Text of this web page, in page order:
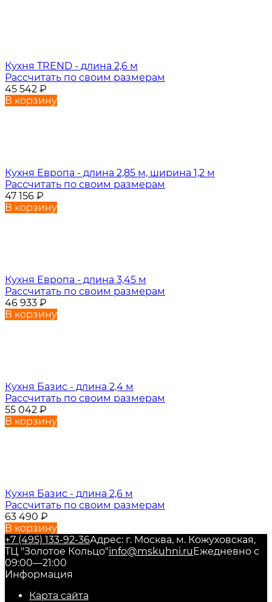
Кухня TREND - длина 2,6 м
Рассчитать по своим размерам
45 542 ₽
В корзину
Кухня Европа - длина 2,85 м, ширина 1,2 м
Рассчитать по своим размерам
47 156 ₽
В корзину
Кухня Европа - длина 3,45 м
Рассчитать по своим размерам
46 933 ₽
В корзину
Кухня Базис - длина 2,4 м
Рассчитать по своим размерам
55 042 ₽
В корзину
Кухня Базис - длина 2,6 м
Рассчитать по своим размерам
63 490 ₽
В корзину
+7 (495) 133-92-36Адрес: г. Москва, м. Кожуховская,
ТЦ "Золотое Кольцо"info@mskuhni.ruЕжедневно с
09:00—21:00
Информация
Карта сайта